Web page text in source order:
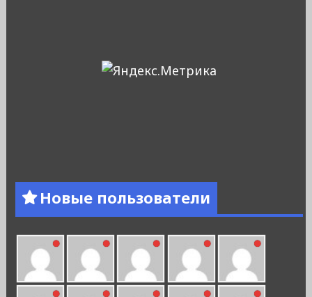
Новые пользователи